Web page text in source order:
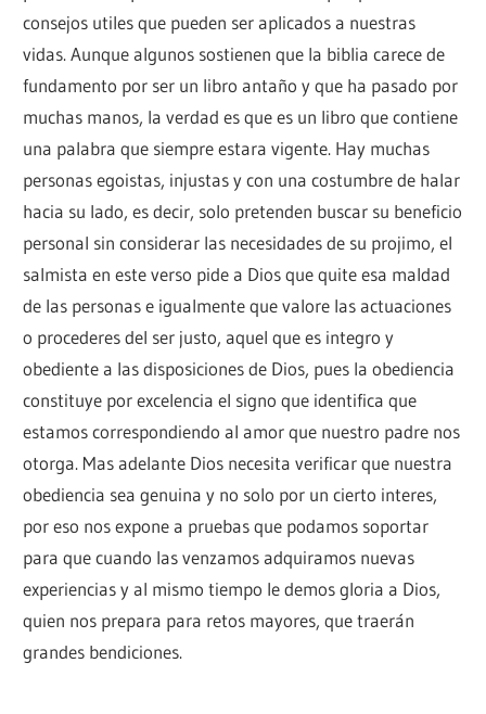
consejos utiles que pueden ser aplicados a nuestras
vidas. Aunque algunos sostienen que la biblia carece de
fundamento por ser un libro antaño y que ha pasado por
muchas manos, la verdad es que es un libro que contiene
una palabra que siempre estara vigente. Hay muchas
personas egoistas, injustas y con una costumbre de halar
hacia su lado, es decir, solo pretenden buscar su beneficio
personal sin considerar las necesidades de su projimo, el
salmista en este verso pide a Dios que quite esa maldad
de las personas e igualmente que valore las actuaciones
o procederes del ser justo, aquel que es integro y
obediente a las disposiciones de Dios, pues la obediencia
constituye por excelencia el signo que identifica que
estamos correspondiendo al amor que nuestro padre nos
otorga. Mas adelante Dios necesita verificar que nuestra
obediencia sea genuina y no solo por un cierto interes,
por eso nos expone a pruebas que podamos soportar
para que cuando las venzamos adquiramos nuevas
experiencias y al mismo tiempo le demos gloria a Dios,
quien nos prepara para retos mayores, que traerán
grandes bendiciones.